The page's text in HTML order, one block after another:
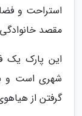
استراحت و
مقصد
این پارک یک
شهری است و
گرفتن از